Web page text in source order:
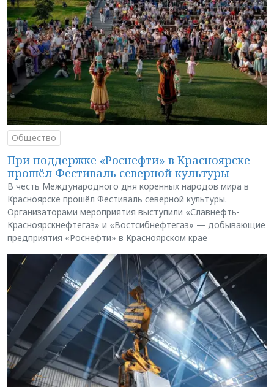
Общество
При поддержке «Роснефти» в Красноярске
прошёл Фестиваль северной культуры
В честь Международного дня коренных народов мира в
Красноярске прошёл Фестиваль северной культуры.
Организаторами мероприятия выступили «Славнефть-
Красноярскнефтегаз» и «Востсибнефтегаз» — добывающие
предприятия «Роснефти» в Красноярском крае